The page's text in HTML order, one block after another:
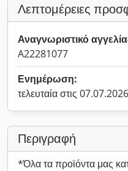
Λεπτομέρειες
Αναγνωριστικό
A22281077
Ενημέρωση:
τελευταία στις 07.07.2026
Περιγραφή
*Όλα τα προϊόντα μας